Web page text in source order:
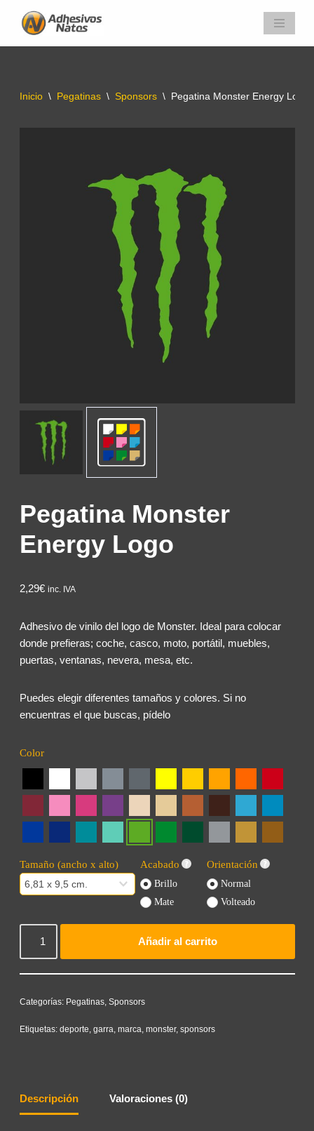
Saltar
Inicio \ Pegatinas \ Sponsors \ Pegatina Monster Energy Logo
Pegatina Monster
Energy Logo
2,29€ inc. IVA
Adhesivo de vinilo del logo de Monster. Ideal para colocar
donde prefieras; coche, casco, moto, portátil, muebles,
puertas, ventanas, nevera, mesa, etc.
Puedes elegir diferentes tamaños y colores. Si no
encuentras el que buscas, pídelo
Color
Orientación
Normal
Volteado
Acabado
Brillo
Mate
Tamaño (ancho x alto)
Añadir al carrito
Categorías: Pegatinas, Sponsors
Etiquetas: deporte, garra, marca, monster, sponsors
Descripción Valoraciones (0)